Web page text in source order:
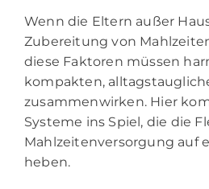
Wenn die Eltern außer
Zubereitung von
diese Faktoren müssen
kompakten,
zusammenwirken. Hier
Systeme ins Spiel, die die
Mahlzeitenversorgung auf
heben.